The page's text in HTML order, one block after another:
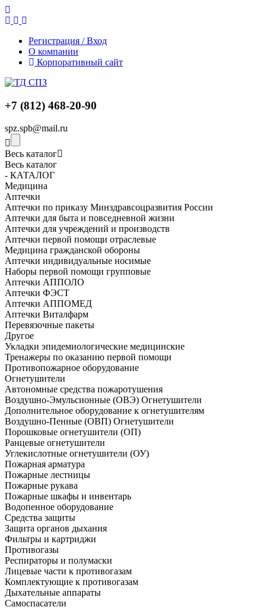
Регистрация / Вход
О компании
Корпоративный сайт
+7 (812) 468-20-90
spz.spb@mail.ru
Весь каталог
Весь каталог
- КАТАЛОГ
Медицина
Аптечки
Аптечки по приказу Минздравсоцразвития России
Аптечки для быта и повседневной жизни
Аптечки для учреждений и производств
Аптечки первой помощи отраслевые
Медицина гражданской обороны
Аптечки индивидуальные носимые
Наборы первой помощи групповые
Аптечки АППОЛО
Аптечки ФЭСТ
Аптечки АППОМЕД
Аптечки Виталфарм
Перевязочные пакеты
Другое
Укладки эпидемиологические медицинские
Тренажеры по оказанию первой помощи
Противопожарное оборудование
Огнетушители
Автономные средства пожаротушения
Воздушно-Эмульсионные (ОВЭ) Огнетушители
Дополнительное оборудование к огнетушителям
Воздушно-Пенные (ОВП) Огнетушители
Порошковые огнетушители (ОП)
Ранцевые огнетушители
Углекислотные огнетушители (ОУ)
Пожарная арматура
Пожарные лестницы
Пожарные рукава
Пожарные шкафы и инвентарь
Водопенное оборудование
Средства защиты
Защита органов дыхания
Фильтры и картриджи
Противогазы
Респираторы и полумаски
Лицевые части к противогазам
Комплектующие к противогазам
Дыхательные аппараты
Самоспасатели